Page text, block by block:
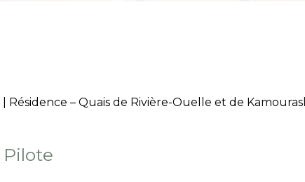
| Résidence – Quais de Rivière-Ouelle et de
Pilote